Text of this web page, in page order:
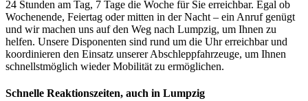
24 Stunden am Tag, 7 Tage die Woche für Sie erreichbar. Egal ob
Wochenende, Feiertag oder mitten in der Nacht – ein Anruf genügt
und wir machen uns auf den Weg nach Lumpzig, um Ihnen zu
helfen. Unsere Disponenten sind rund um die Uhr erreichbar und
koordinieren den Einsatz unserer Abschleppfahrzeuge, um Ihnen
schnellstmöglich wieder Mobilität zu ermöglichen.
Schnelle Reaktionszeiten, auch in Lumpzig